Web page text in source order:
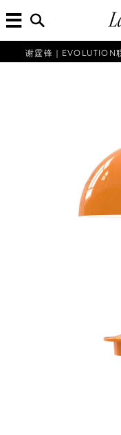
单
入
搜
索
信
息...
谢霆锋｜EVOLUTION